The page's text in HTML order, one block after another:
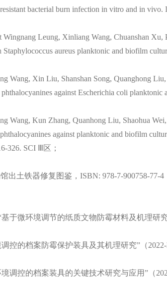
bacterial burn infection in vitro and in vivo.
Leung, Xinliang Wang, Chuanshan Xu,
aureus planktonic and biofilm
Wang, Xin Liu, Shanshan Song, Quanghong Liu,
against Escherichia coli planktonic
Wang, Kun Zhang, Quanhong Liu, Shaohua
against planktonic and biofilm
326. SCI Ⅲ区；
土铁器修复图鉴，ISBN: 978-7-900758-77-
于微环境调节的纸质文物防霉材料及机理研究
控的档案防霉保护装具及其机理研究”（2022-
调控的档案装具的关键技术研究与应用”（